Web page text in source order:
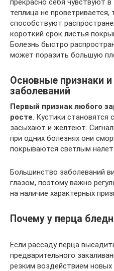
прекрасно себя чувствуют в
теплица не
способствуют
короткий срок листья
Болезнь быстро
может поразить большую
Основные признаки
заболеваний
Первый признак любого
росте. Кустики становятся
засыхают и желтеют.
при одних болезнях они
покрываются светлым
Большинство заболеваний
глазом, поэтому важно
на наличие характерных
Почему у перца
Если рассаду перца
предварительного
резким воздействием новых